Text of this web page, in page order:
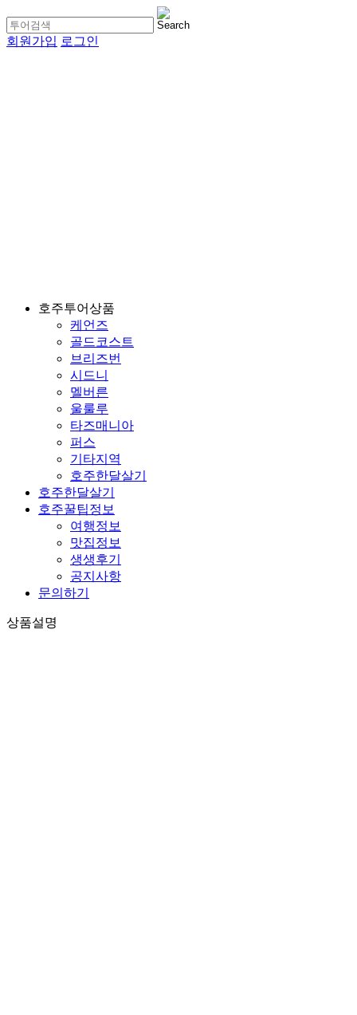
회원가입 로그인
호주투어상품
케언즈
골드코스트
브리즈번
시드니
멜버른
울룰루
타즈매니아
퍼스
기타지역
호주한달살기
호주한달살기
호주꿀팁정보
여행정보
맛집정보
생생후기
공지사항
문의하기
상품설명